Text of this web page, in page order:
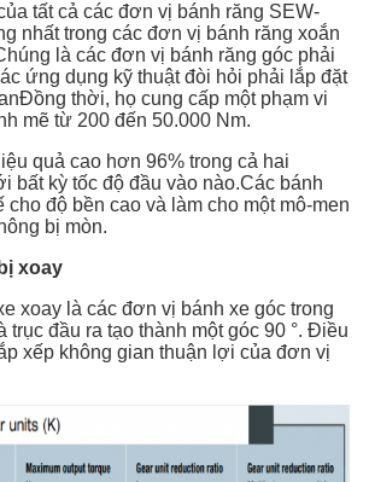
tất cả các đơn vị bánh răng SEW-
nhất trong các đơn vị bánh răng xoắn
là các đơn vị bánh răng góc phải
ứng dụng kỹ thuật đòi hỏi phải lắp đặt
thời, họ cung cấp một phạm vi
mẽ từ 200 đến 50.000 Nm.
quả cao hơn 96% trong cả hai
bất kỳ tốc độ đầu vào nào.Các bánh
độ bền cao và làm cho một mô-men
bị mòn.
xoay
xoay là các đơn vị bánh xe góc trong
trục đầu ra tạo thành một góc 90 °. Điều
xếp không gian thuận lợi của đơn vị